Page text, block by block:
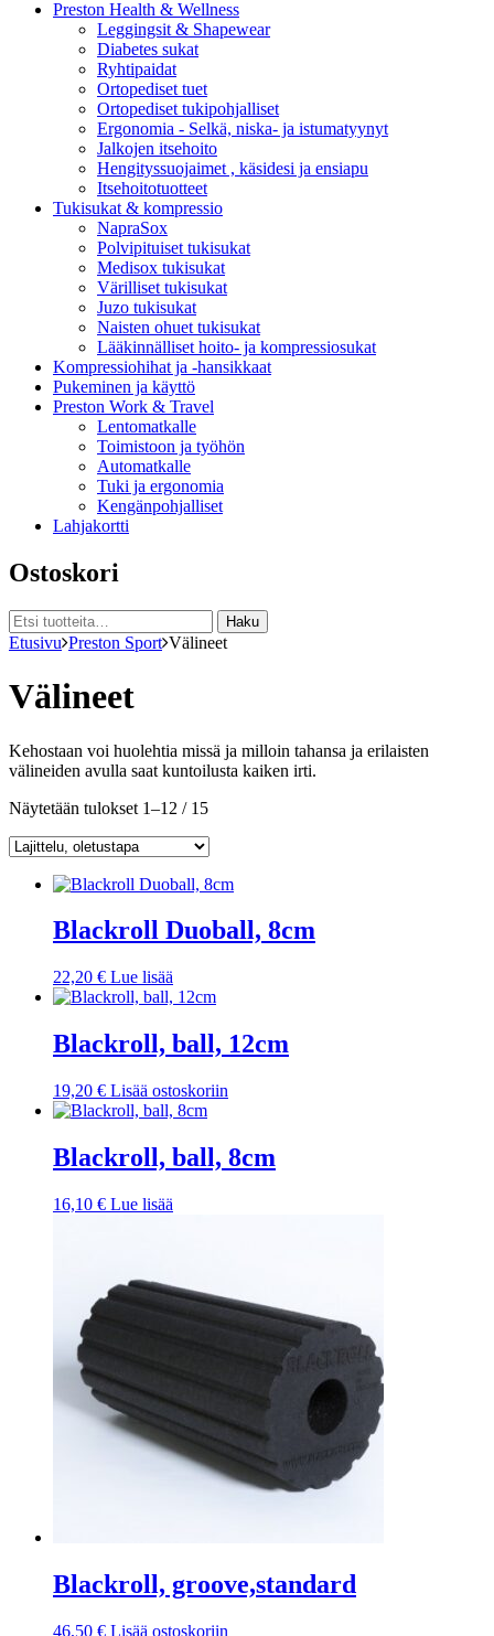
Preston Health & Wellness
Leggingsit & Shapewear
Diabetes sukat
Ryhtipaidat
Ortopediset tuet
Ortopediset tukipohjalliset
Ergonomia - Selkä, niska- ja istumatyynyt
Jalkojen itsehoito
Hengityssuojaimet , käsidesi ja ensiapu
Itsehoitotuotteet
Tukisukat & kompressio
NapraSox
Polvipituiset tukisukat
Medisox tukisukat
Värilliset tukisukat
Juzo tukisukat
Naisten ohuet tukisukat
Lääkinnälliset hoito- ja kompressiosukat
Kompressiohihat ja -hansikkaat
Pukeminen ja käyttö
Preston Work & Travel
Lentomatkalle
Toimistoon ja työhön
Automatkalle
Tuki ja ergonomia
Kengänpohjalliset
Lahjakortti
Ostoskori
Etsi: Haku
Etusivu Preston Sport Välineet
Välineet
Kehostaan voi huolehtia missä ja milloin tahansa ja erilaisten
välineiden avulla saat kuntoilusta kaiken irti.
Näytetään tulokset 1–12 / 15
Blackroll Duoball, 8cm
22,20 € Lue lisää
Blackroll, ball, 12cm
19,20 € Lisää ostoskoriin
Blackroll, ball, 8cm
16,10 € Lue lisää
Blackroll, groove,standard
46,50 € Lisää ostoskoriin